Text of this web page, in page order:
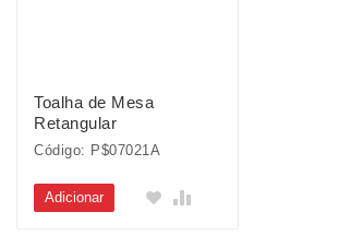
Toalha de Mesa
Retangular
Código: P$07021A
Adicionar